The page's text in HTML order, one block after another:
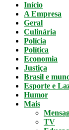
Início
A Empresa
Geral
Culinária
Polícia
Política
Economia
Justiça
Brasil e
Esporte e
Humor
Mais
TV